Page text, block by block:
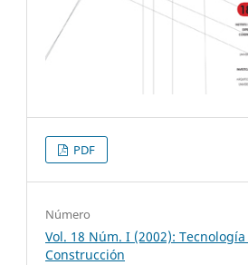
PDF
Número
Vol. 18 Núm. I (2002): Tecnología
Construcción